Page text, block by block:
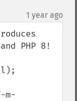
1 year ago
PHP 8!
m-